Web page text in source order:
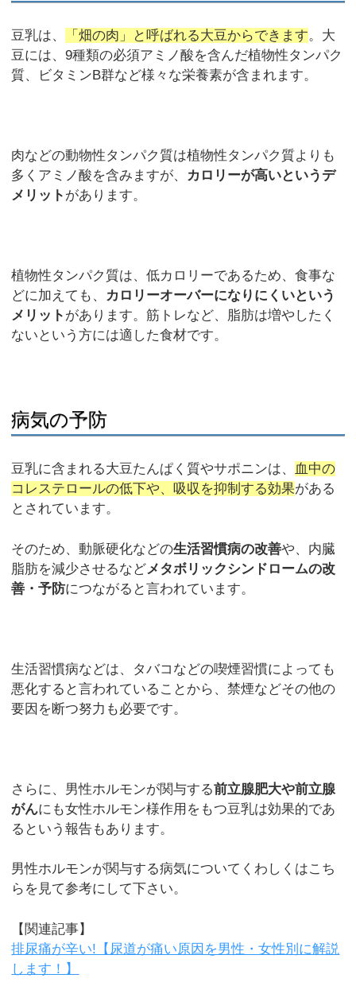
豆乳は、 「畑の肉」と呼ばれる大豆からできます。大
豆には、9種類の必須アミノ酸を含んだ植物性タンパク
質、ビタミンB群など様々な栄養素が含まれます。
肉などの動物性タンパク質は植物性タンパク質よりも
多くアミノ酸を含みますが、 カロリーが高いというデ
メリット があります。
植物性タンパク質は、低カロリーであるため、食事な
どに加えても、 カロリーオーバーになりにくいという
メリット があります。筋トレなど、脂肪は増やしたく
ないという方には適した食材です。
病気の予防
豆乳に含まれる大豆たんぱく質やサポニンは、 血中の
コレステロールの低下や、吸収を抑制する効果がある
とされています。
そのため、動脈硬化などの生活習慣病の改善や、内臓
脂肪を減少させるなどメタボリックシンドロームの改
善・予防につながると言われています。
生活習慣病などは、タバコなどの喫煙習慣によっても
悪化すると言われていることから、禁煙などその他の
要因を断つ努力も必要です。
さらに、男性ホルモンが関与する前立腺肥大や前立腺
がんにも女性ホルモン様作用をもつ豆乳は効果的であ
るという報告もあります。
男性ホルモンが関与する病気についてくわしくはこち
らを見て参考にして下さい。
【関連記事】
排尿痛が辛い!【尿道が痛い原因を男性・女性別に解説
します！】